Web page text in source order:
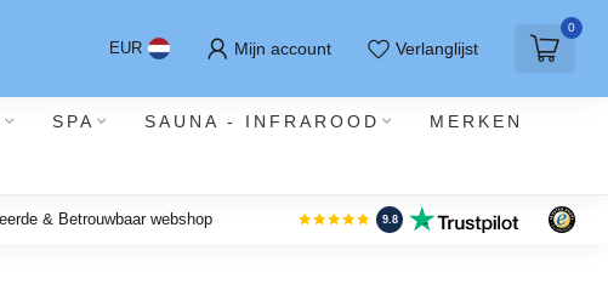
EUR Mijn account Verlanglijst
0
SPA SAUNA - INFRAROOD MERKEN
& Betrouwbaar webshop 9.8